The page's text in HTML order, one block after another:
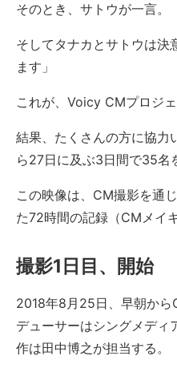
そのとき、サトウが一言。
そしてタナカとサトウは決
ます」
これが、Voicy CMプロジェ
結果、たくさんの方に協
ら27日に及ぶ3日間で35名
この映像は、CM撮影を通
た72時間の記録（CMメイ
撮影1日目、開始
2018年8月25日、早朝から
デューサーはシングメディ
作は田中博之が担当する。